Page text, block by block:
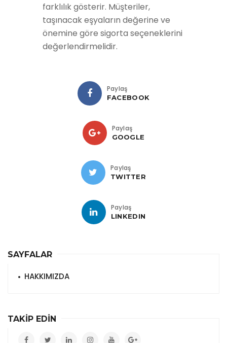
farklılık gösterir. Müşteriler,
taşınacak eşyaların değerine ve
önemine göre sigorta seçeneklerini
değerlendirmelidir.
Paylaş
FACEBOOK
Paylaş
GOOGLE
Paylaş
TWITTER
Paylaş
LINKEDIN
SAYFALAR
HAKKIMIZDA
TAKİP EDİN